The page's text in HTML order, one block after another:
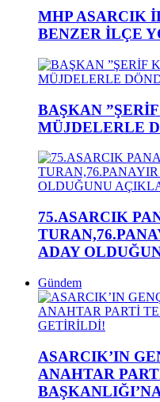
MHP ASARCIK
BENZER İLÇE
BAŞKAN
MÜJDELERLE
75.ASARCIK
ADAY
Gündem
ASARCIK’IN
ANAHTAR